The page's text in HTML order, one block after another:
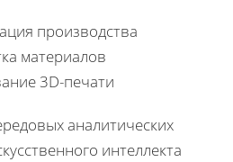
производства
материалов
3D-печати
аналитических
интеллекта